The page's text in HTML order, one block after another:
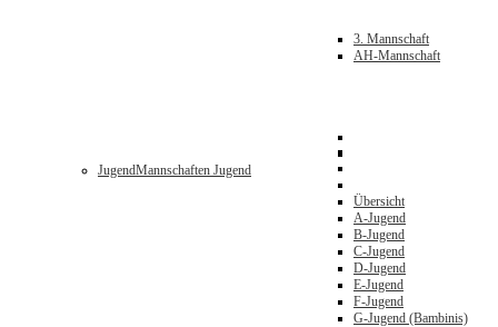
3. Mannschaft
AH-Mannschaft
JugendMannschaften Jugend
Übersicht
A-Jugend
B-Jugend
C-Jugend
D-Jugend
E-Jugend
F-Jugend
G-Jugend (Bambinis)